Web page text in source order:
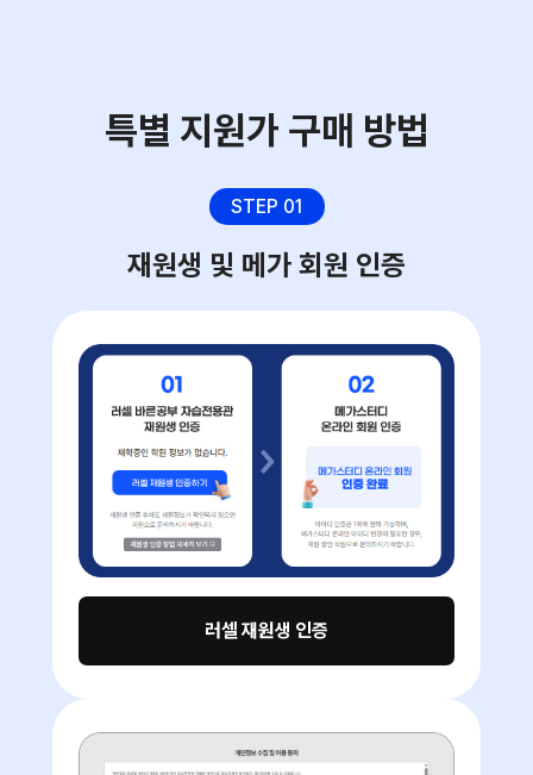
특별 지원가 구매 방법
STEP 01
재원생 및 메가 회원 인증
러셀 재원생 인증